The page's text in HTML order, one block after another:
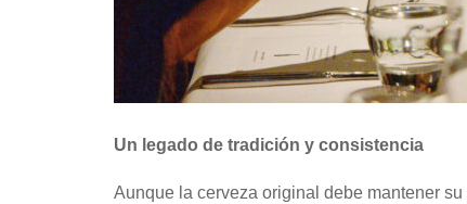
Un legado de tradición y consistencia
Aunque la cerveza original debe mantener